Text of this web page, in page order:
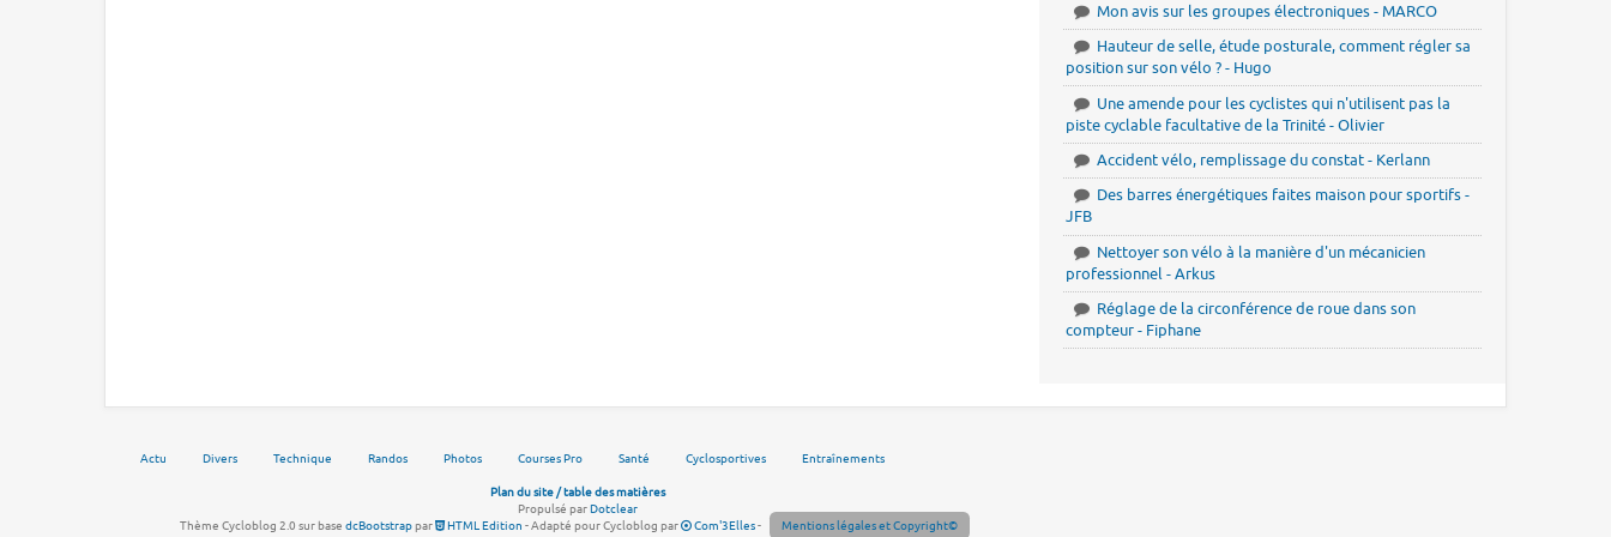
Mon avis sur les groupes électroniques - MARCO
Hauteur de selle, étude posturale, comment régler sa
position sur son vélo ? - Hugo
Une amende pour les cyclistes qui n'utilisent pas la
piste cyclable facultative de la Trinité - Olivier
Accident vélo, remplissage du constat - Kerlann
Des barres énergétiques faites maison pour sportifs -
JFB
Nettoyer son vélo à la manière d'un mécanicien
professionnel - Arkus
Réglage de la circonférence de roue dans son
compteur - Fiphane
Actu Divers Technique Randos Photos Courses Pro Santé Cyclosportives Entraînements
Plan du site / table des matières
Propulsé parDotclear
Thème Cycloblog 2.0 sur base dcBootstrappar HTML Edition - Adapté pour Cycloblog par Com'3Elles- Mentions légales et Copyright©